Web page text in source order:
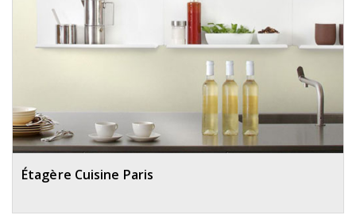
Étagère Cuisine Paris